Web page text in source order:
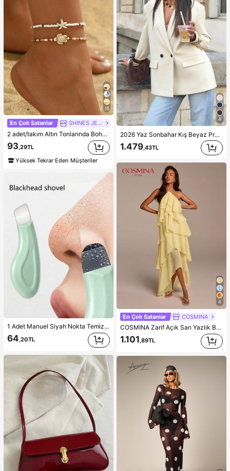
15
En Çok Satanlar SHINES JEWELRY
2 adet/takım Altın Tonlarında Bohem Boncuklu Bileklik, Günlük Giyim ve Plaj Tatili İçin Uygun Moda Okyanus Yaratık Tasarım Ayak Takısı
93,29TL
Yüksek Tekrar Eden Müşteriler
1 Adet Manuel Siyah Nokta Temizleme Aleti, Derin Gözenek Temizleyici Cilt Kazıyıcı, Gözenek Temizleme Ustası, Akne Çıkarıcı, Beyaz Nokta Temizleme, Yüz Cilt Temizleme Aleti, Güzellik Bakım Aleti, Dokulu Yüzeyli Elektriksiz Cilt Bakım Fırçası, Gözenek Temizleme Aksesuarı, Kadınlar İçin Hediye
64,20TL
4
2026 Yaz Sonbahar Kış Beyaz Profesyonel Kadın Blazer Ceket, Country Tatil Tarzı Kadın Blazer Ceket
1.479 ,43TL
4
En Çok Satanlar COSMINA
COSMINA Zarif Açık Sarı Yazlık Boyundan Bağlamalı Fırfır Etekli Maxi Elbise, Düz Renk Katlı Şifon Asimetrik Uzun Elbise, Düğün Konuğu Randevu ve Gündüz Partisi Elbisesi
1.101,89TL